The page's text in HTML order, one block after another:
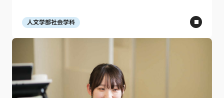
人文学部社会学科